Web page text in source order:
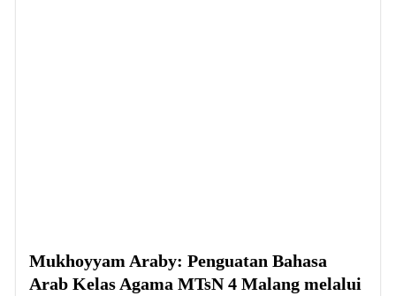
Mukhoyyam Araby: Penguatan Bahasa
Arab Kelas Agama MTsN 4 Malang melalui